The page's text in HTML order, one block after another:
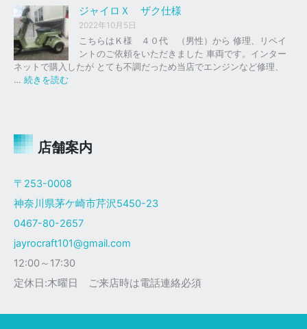
ま
し
た
。
ー
ザ
ク
仕
様
ア
ボ
ッ
ク
ス
ジャイロＸ ザク仕様
2022年10月5日
こちらはＫ様 ４０代 （男性）から 修理、リペイ
ントのご依頼をいただきました 車両です。インター
ネットで購入したが とても不調だっため当店でエンジンなど修理、
… 続きを読む
Ｘ
ク
様
店舗案内
〒253-0008
神奈川県茅ケ崎市芹沢5450-23
0467-80-2657
jayrocraft101@gmail.com
12:00～17:30
定休日:木曜日 ご来店時は電話連絡必須